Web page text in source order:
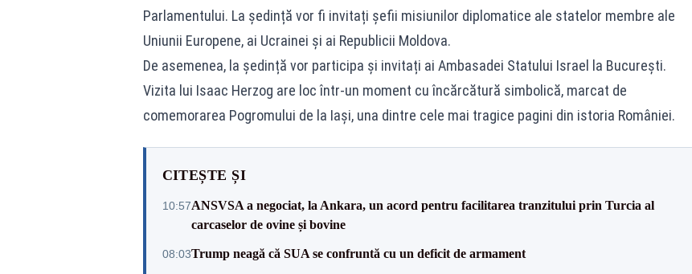
Parlamentului. La ședință vor fi invitați șefii misiunilor diplomatice ale statelor membre ale
Uniunii Europene, ai Ucrainei și ai Republicii Moldova.
De asemenea, la ședință vor participa și invitați ai Ambasadei Statului Israel la București.
Vizita lui Isaac Herzog are loc într-un moment cu încărcătură simbolică, marcat de
comemorarea Pogromului de la Iași, una dintre cele mai tragice pagini din istoria României.
CITEȘTE ȘI
10:57ANSVSA a negociat, la Ankara, un acord pentru facilitarea tranzitului prin Turcia al
carcaselor de ovine și bovine
08:03Trump neagă că SUA se confruntă cu un deficit de armament